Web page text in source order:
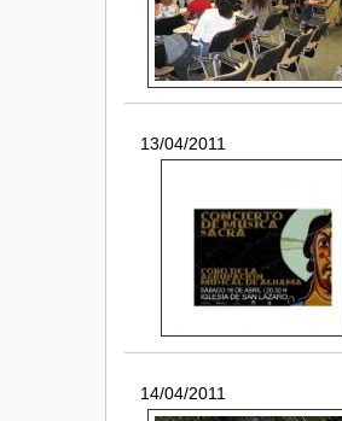
13/04/2011
14/04/2011